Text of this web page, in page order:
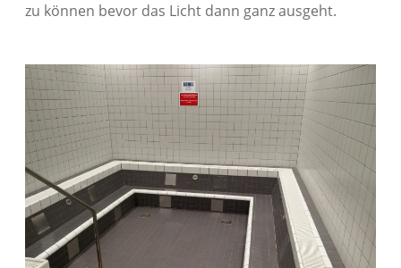
zu können bevor das Licht dann ganz ausgeht.